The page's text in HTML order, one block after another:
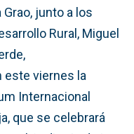
junto a los
Rural, Miguel
este viernes la
Internacional
que se celebrará